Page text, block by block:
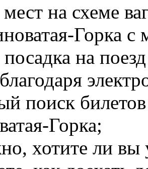
на схеме
Горка
посадка на
поиск
Горка;
хотите ли вы